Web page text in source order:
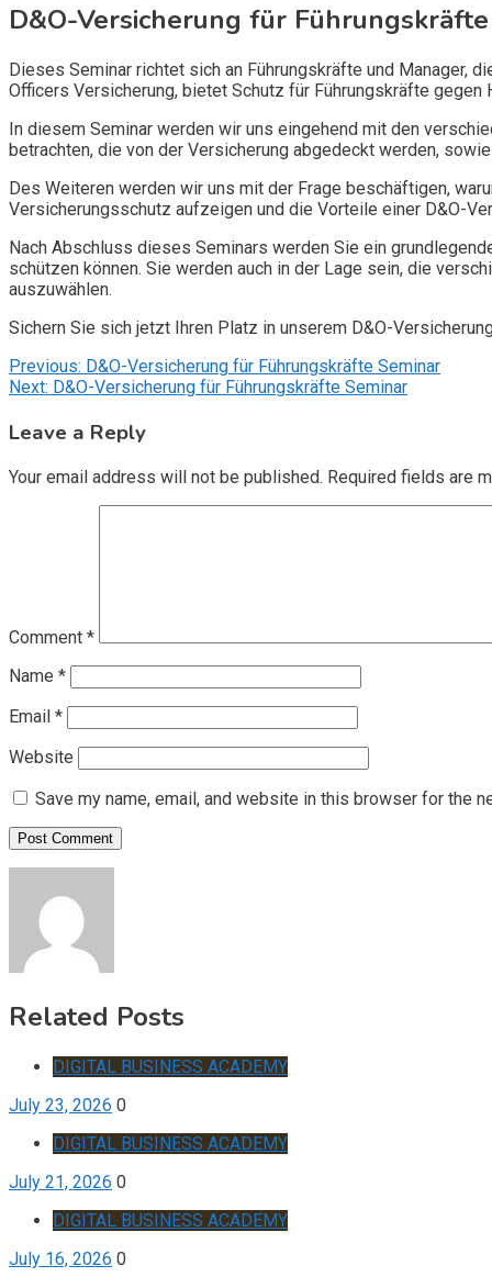
D&O-Versicherung für
Dieses Seminar richtet sich an Führungskräfte und Manager,
Officers Versicherung, bietet Schutz für Führungskräfte
In diesem Seminar werden wir uns eingehend mit den
betrachten, die von der Versicherung abgedeckt werden,
Des Weiteren werden wir uns mit der Frage beschäftigen,
Versicherungsschutz aufzeigen und die Vorteile einer D&O-
Nach Abschluss dieses Seminars werden Sie ein
schützen können. Sie werden auch in der Lage sein, die
auszuwählen.
Sichern Sie sich jetzt Ihren Platz in unserem D&O-
Post
navigation
Previous: D&O-Versicherung für Führungskräfte Seminar
Next: D&O-Versicherung für Führungskräfte Seminar
Leave a Reply
Your email address will not be published. Required fields are
Comment *
Name *
Email *
Website
Save my name, email, and website in this browser for the
Related Posts
DIGITAL BUSINESS ACADEMY
July 23, 2026 0
DIGITAL BUSINESS ACADEMY
July 21, 2026 0
DIGITAL BUSINESS ACADEMY
July 16, 2026 0